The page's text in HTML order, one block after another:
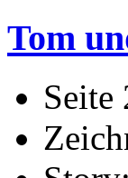
Tom
Seite